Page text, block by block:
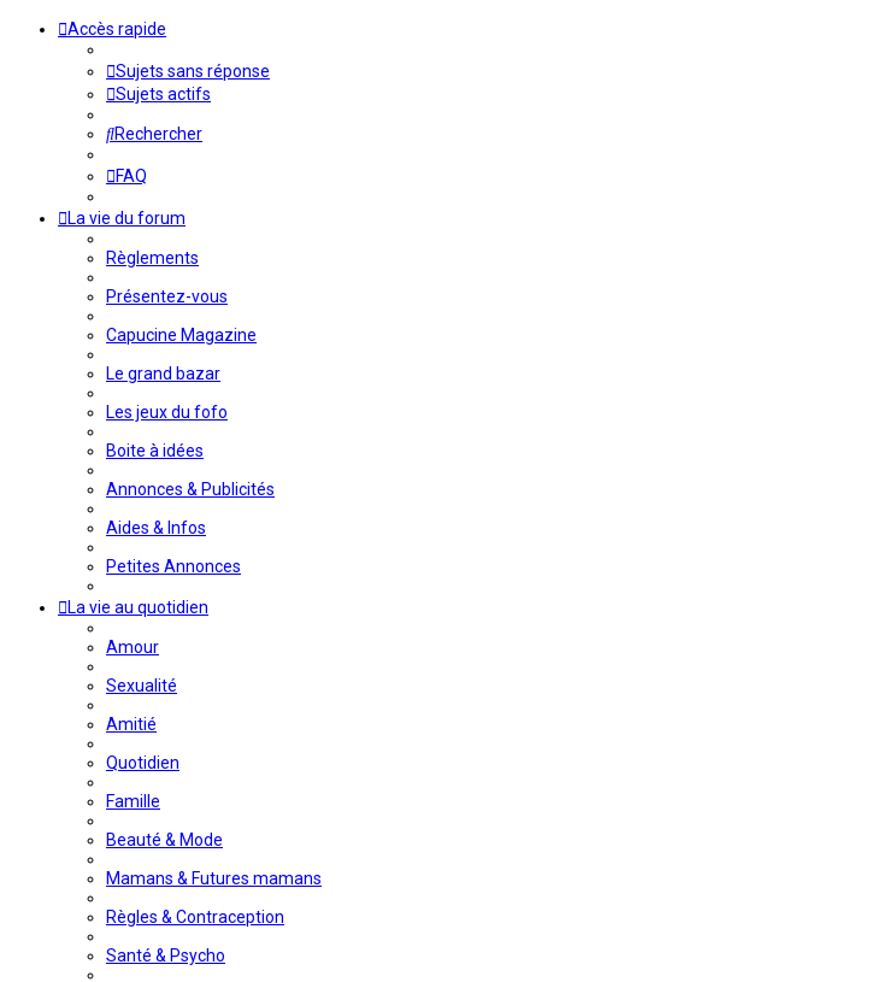
Accès rapide
Sujets sans réponse
Sujets actifs
Rechercher
FAQ
La vie du forum
Règlements
Présentez-vous
Capucine Magazine
Le grand bazar
Les jeux du fofo
Boite à idées
Annonces & Publicités
Aides & Infos
Petites Annonces
La vie au quotidien
Amour
Sexualité
Amitié
Quotidien
Famille
Beauté & Mode
Mamans & Futures mamans
Règles & Contraception
Santé & Psycho